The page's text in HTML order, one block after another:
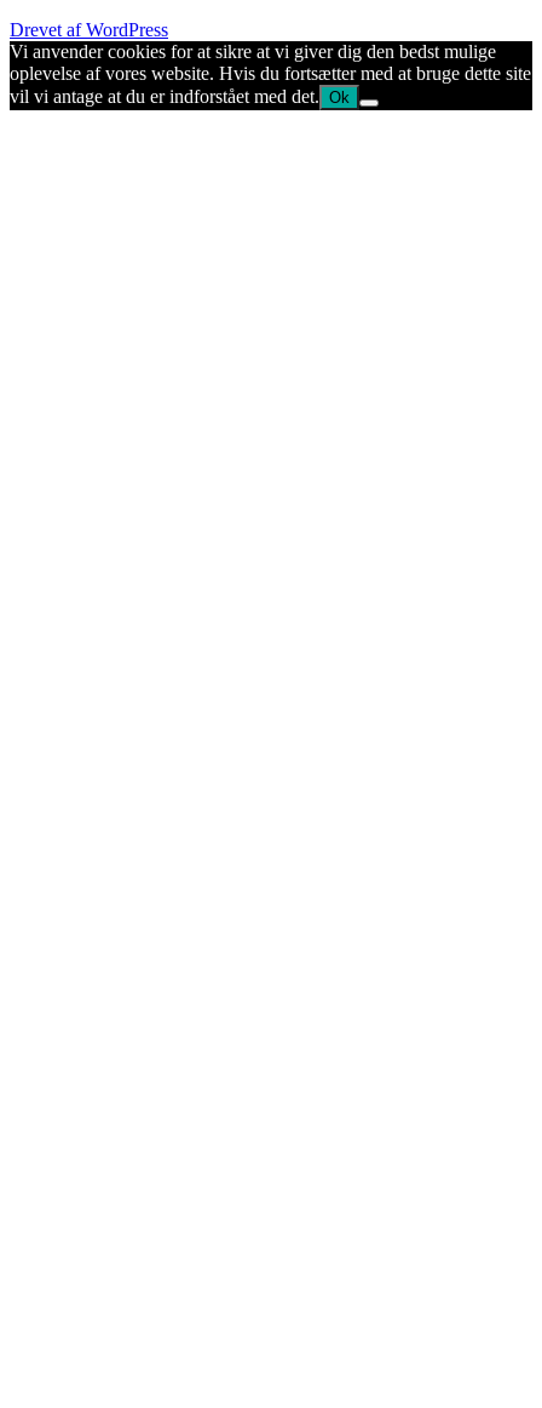
Drevet af WordPress
Vi anvender cookies for at sikre at vi giver dig den bedst mulige
oplevelse af vores website. Hvis du fortsætter med at bruge dette site
vil vi antage at du er indforstået med det. Ok